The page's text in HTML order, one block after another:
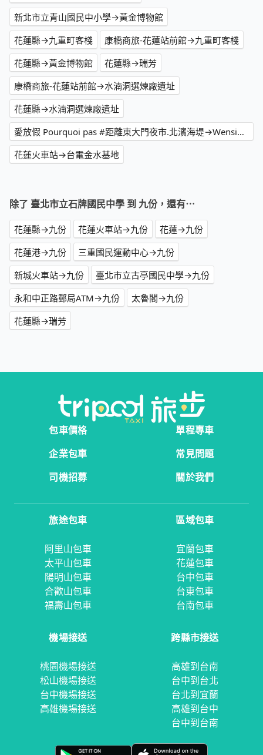
新北市立青山國民中小學→黃金博物館
花蓮縣→九重町客棧
康橋商旅-花蓮站前館→九重町客棧
花蓮縣→黃金博物館
花蓮縣→瑞芳
康橋商旅-花蓮站前館→水湳洞選煉廠遺址
花蓮縣→水湳洞選煉廠遺址
愛放假 Pourquoi pas #距離東大門夜市.北濱海堤→Wensing house
花蓮火車站→台電金水基地
除了 臺北市立石牌國民中學 到 九份，還有⋯
花蓮縣→九份 花蓮火車站→九份
花蓮→九份
花蓮港→九份
三重國民運動中心→九份
新城火車站→九份
臺北市立古亭國民中學→九份
永和中正路郵局ATM→九份
太魯閣→九份
花蓮縣→瑞芳
包車價格
單程專車
企業包車
常見問題
司機招募
關於我們
旅途包車
阿里山包車
太平山包車
陽明山包車
合歡山包車
福壽山包車
區域包車
宜蘭包車
花蓮包車
台中包車
台東包車
台南包車
機場接送
桃園機場接送
松山機場接送
台中機場接送
高雄機場接送
跨縣市接送
高雄到台南
台中到台北
台北到宜蘭
高雄到台中
台中到台南